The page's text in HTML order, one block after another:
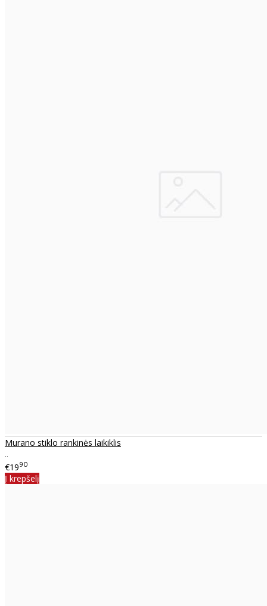
Murano stiklo rankinės laikiklis
..
€1990
Į krepšelį